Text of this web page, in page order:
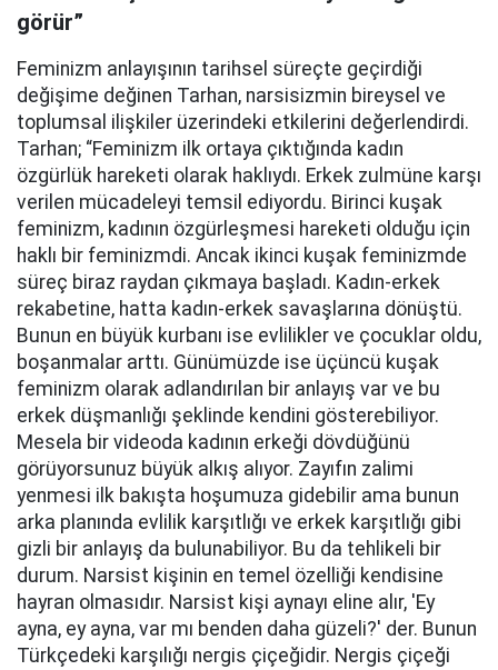
görür”
Feminizm anlayışının tarihsel süreçte geçirdiği
değişime değinen Tarhan, narsisizmin bireysel ve
toplumsal ilişkiler üzerindeki etkilerini değerlendirdi.
Tarhan; “Feminizm ilk ortaya çıktığında kadın
özgürlük hareketi olarak haklıydı. Erkek zulmüne karşı
verilen mücadeleyi temsil ediyordu. Birinci kuşak
feminizm, kadının özgürleşmesi hareketi olduğu için
haklı bir feminizmdi. Ancak ikinci kuşak feminizmde
süreç biraz raydan çıkmaya başladı. Kadın-erkek
rekabetine, hatta kadın-erkek savaşlarına dönüştü.
Bunun en büyük kurbanı ise evlilikler ve çocuklar oldu,
boşanmalar arttı. Günümüzde ise üçüncü kuşak
feminizm olarak adlandırılan bir anlayış var ve bu
erkek düşmanlığı şeklinde kendini gösterebiliyor.
Mesela bir videoda kadının erkeği dövdüğünü
görüyorsunuz büyük alkış alıyor. Zayıfın zalimi
yenmesi ilk bakışta hoşumuza gidebilir ama bunun
arka planında evlilik karşıtlığı ve erkek karşıtlığı gibi
gizli bir anlayış da bulunabiliyor. Bu da tehlikeli bir
durum. Narsist kişinin en temel özelliği kendisine
hayran olmasıdır. Narsist kişi aynayı eline alır, 'Ey
ayna, ey ayna, var mı benden daha güzeli?' der. Bunun
Türkçedeki karşılığı nergis çiçeğidir. Nergis çiçeği